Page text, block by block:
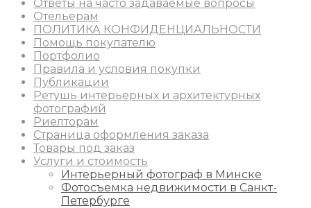
Ответы на часто задаваемые вопросы
Отельерам
ПОЛИТИКА КОНФИДЕНЦИАЛЬНОСТИ
Помощь покупателю
Портфолио
Правила и условия покупки
Публикации
Ретушь интерьерных и архитектурных
фотографий
Риелторам
Страница оформления заказа
Товары под заказ
Услуги и стоимость
Интерьерный фотограф в Минске
Фотосъемка недвижимости в Санкт-
Петербурге